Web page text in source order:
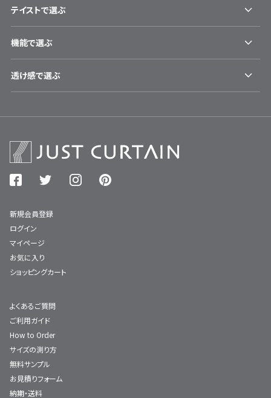
テイストで選ぶ
機能で選ぶ
透け感で選ぶ
新規会員登録
ログイン
マイページ
お気に入り
ショッピングカート
よくあるご質問
ご利用ガイド
How to Order
サイズの測り方
無料サンプル
お見積りフォーム
納期・送料